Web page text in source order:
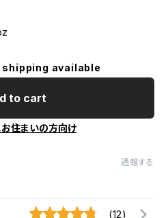
available
to cart
住まいの方向け
通報する
(12)